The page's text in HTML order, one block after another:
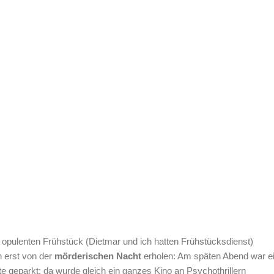
Frühstück (Dietmar und ich hatten Frühstücksdienst)
erst von der mörderischen Nacht erholen: Am späten Abend war
geparkt: da wurde gleich ein ganzes Kino an Psychothrillern